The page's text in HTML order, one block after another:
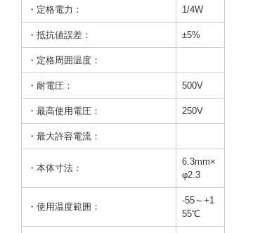
・定格電力： 1/4W
・抵抗値誤差： ±5%
・定格周囲温度：
・耐電圧： 500V
・最高使用電圧： 250V
・最大許容電流：
・本体寸法：
6.3mm×
φ2.3
・使用温度範囲：
-55～+1
55℃